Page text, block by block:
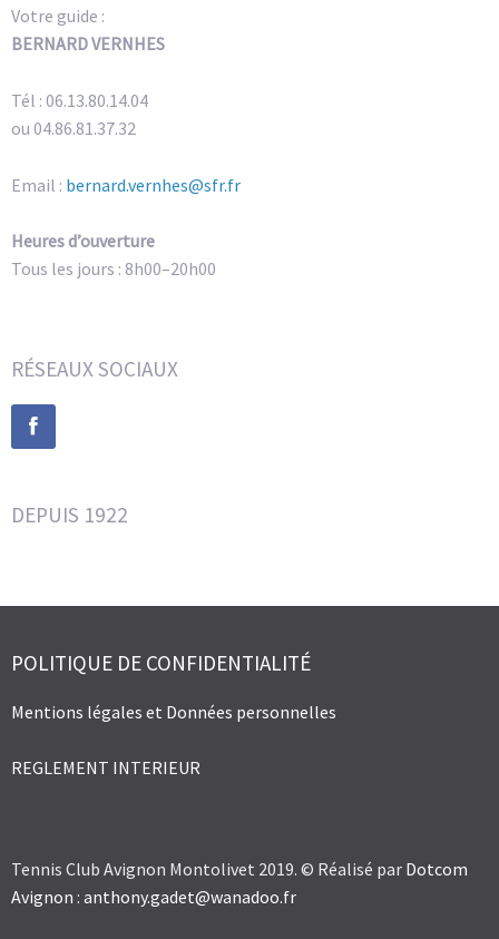
Votre guide :
BERNARD VERNHES
Tél : 06.13.80.14.04
ou 04.86.81.37.32
Email : bernard.vernhes@sfr.fr
Heures d’ouverture
Tous les jours : 8h00–20h00
RÉSEAUX SOCIAUX
DEPUIS 1922
POLITIQUE DE CONFIDENTIALITÉ
Mentions légales et Données personnelles
REGLEMENT INTERIEUR
Tennis Club Avignon Montolivet 2019. © Réalisé par Dotcom
Avignon : anthony.gadet@wanadoo.fr